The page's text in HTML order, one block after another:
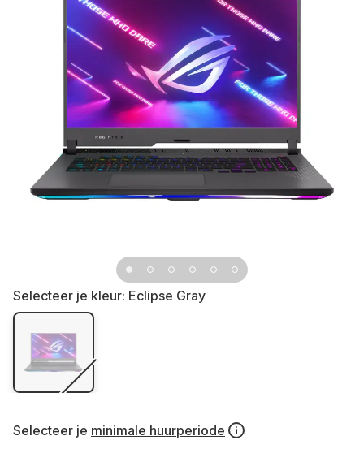
Selecteer je kleur: Eclipse Gray
Selecteer je minimale huurperiode